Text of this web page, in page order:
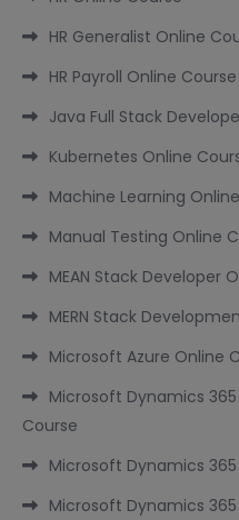
HR Generalist Online
HR Payroll Online Course
Java Full Stack
Kubernetes Online
Machine Learning
Manual Testing Online
MEAN Stack Developer
MERN Stack
Microsoft Azure Online
Microsoft Dynamics
Course
Microsoft Dynamics 365
Microsoft Dynamics